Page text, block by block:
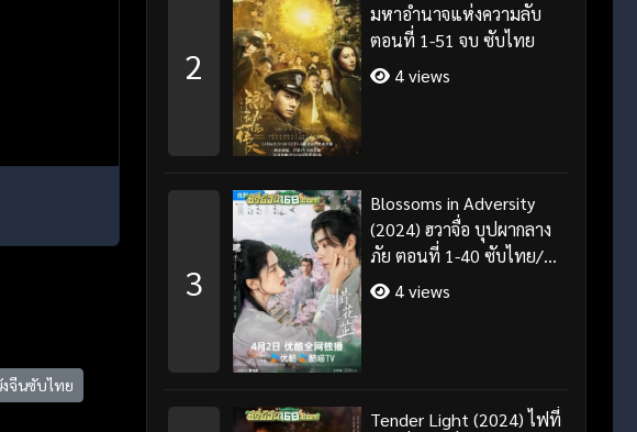
จีนซับไทย
2
มหาอำนาจแห่งความลับ
ตอนที่ 1-51 จบ ซับไทย
4 views
3
Blossoms in Adversity
(2024) ฮวาจื่อ บุปผากลาง
ภัย ตอนที่ 1-40 ซับไทย/
พากย์ไทย
4 views
Tender Light (2024) ไฟที่